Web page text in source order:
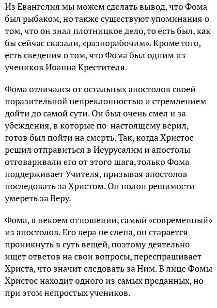
Из Евангелия мы можем сделать вывод, что Фома
был рыбаком, но также существуют упоминания о
том, что он знал плотницкое дело, то есть был, как
бы сейчас сказали, «разнорабочим». Кроме того,
есть сведения о том, что Фома был одним из
учеников Иоанна Крестителя.
Фома отличался от остальных апостолов своей
поразительной непреклонностью и стремлением
дойти до самой сути. Он был очень смел и за
убеждения, в которые по-настоящему верил,
готов был пойти на смерть. Так, когда Христос
решил отправиться в Иеурусалим и апостолы
отговаривали его от этого шага, только Фома
поддерживает Учителя, призывая апостолов
последовать за Христом. Он полон решимости
умереть за Веру.
Фома, в некоем отношении, самый «современный»
из апостолов. Его вера не слепа, он старается
проникнуть в суть вещей, поэтому деятельно
ищет ответов на свои вопросы, переспрашивает
Христа, что значит следовать за Ним. В лице Фомы
Христос находит одного из самых преданных, но
при этом непростых учеников.